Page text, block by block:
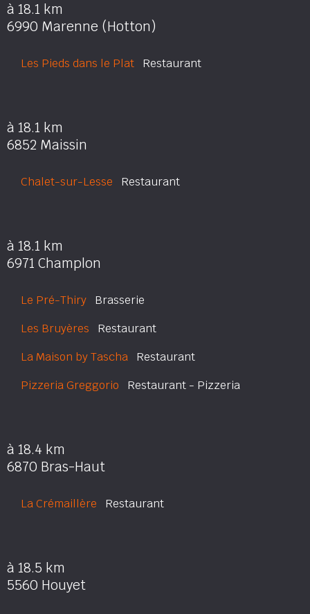
à 18.1 km
6990 Marenne (Hotton)
Les Pieds dans le Plat Restaurant
à 18.1 km
6852 Maissin
Chalet-sur-Lesse Restaurant
à 18.1 km
6971 Champlon
Le Pré-Thiry Brasserie
Les Bruyères Restaurant
La Maison by Tascha Restaurant
Pizzeria Greggorio Restaurant - Pizzeria
à 18.4 km
6870 Bras-Haut
La Crémaillère Restaurant
à 18.5 km
5560 Houyet